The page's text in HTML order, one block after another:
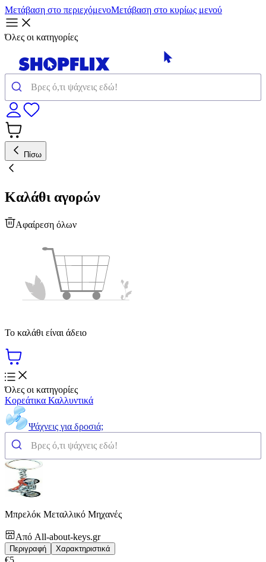
Μετάβαση στο περιεχόμενοΜετάβαση στο κυρίως μενού
Όλες οι κατηγορίες
Πίσω
Καλάθι αγορών
Αφαίρεση όλων
Το καλάθι είναι άδειο
Όλες οι κατηγορίες
Κορεάτικα Καλλυντικά
Ψάχνεις για δροσιά;
Μπρελόκ Μεταλλικό Μηχανές
Από All-about-keys.gr
Περιγραφή Χαρακτηριστικά
€5